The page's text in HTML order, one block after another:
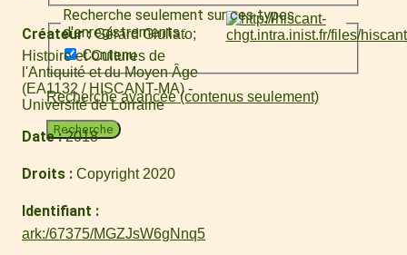
Recherche seulement sur ces types
d'enregistrements :
Contenu
Recherche avancée (contenus seulement)
Recherche
Créateur
Gérard Giuliato
Histoire et Cultures de
l'Antiquité et du Moyen Âge
(EA1132 / HISCANT-MA) -
Université de Lorraine
Date 2018
Droits Copyright 2020
Identifiant
ark:/67375/MGZJsW6gNnq5